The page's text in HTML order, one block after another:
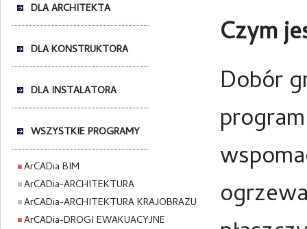
DLA ARCHITEKTA
DLA KONSTRUKTORA
DLA INSTALATORA
WSZYSTKIE PROGRAMY
ArCADia BIM
ArCADia-ARCHITEKTURA
ArCADia-ARCHITEKTURA KRAJOBRAZU
ArCADia-DROGI EWAKUACYJNE
Czym
Dobór